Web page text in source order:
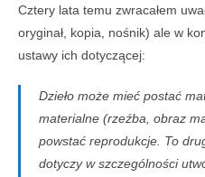
Cztery lata temu zwracałem
oryginał, kopia, nośnik) ale w
ustawy ich dotyczącej:
Dzieło może mieć postać
materialne (rzeźba, obraz
powstać reprodukcje. To
dotyczy w szczególności